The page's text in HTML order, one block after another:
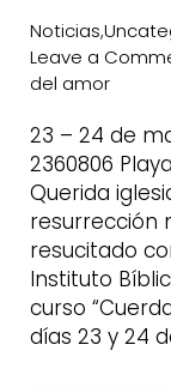
Noticias,
Leave a
del amor
23 – 24 de
2360806
Querida
resurrección
resucitado
Instituto
curso
días 23 y 24